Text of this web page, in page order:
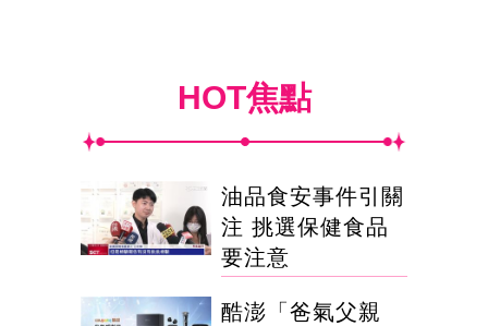
HOT焦點
油品食安事件引關
注 挑選保健食品
要注意
酷澎「爸氣父親